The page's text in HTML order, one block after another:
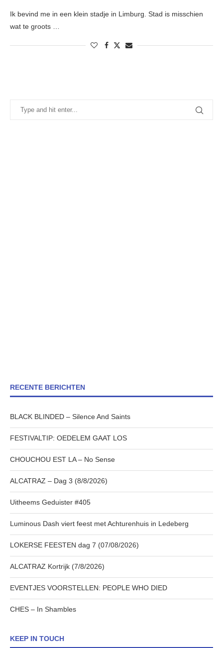
Ik bevind me in een klein stadje in Limburg. Stad is misschien
wat te groots …
RECENTE BERICHTEN
BLACK BLINDED – Silence And Saints
FESTIVALTIP: OEDELEM GAAT LOS
CHOUCHOU EST LA – No Sense
ALCATRAZ – Dag 3 (8/8/2026)
Uitheems Geduister #405
Luminous Dash viert feest met Achturenhuis in Ledeberg
LOKERSE FEESTEN dag 7 (07/08/2026)
ALCATRAZ Kortrijk (7/8/2026)
EVENTJES VOORSTELLEN: PEOPLE WHO DIED
CHES – In Shambles
KEEP IN TOUCH